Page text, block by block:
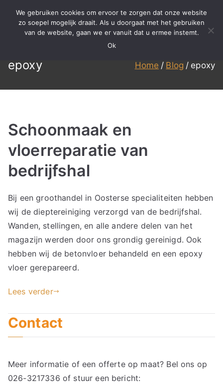
BBS
Reinigen
Meer dan 15 jaar ervaring in
specialistisch reinigen,
epoxy Home Blog epoxy
Schoonmaak en
vloerreparatie van
bedrijfshal
Bij een groothandel in Oosterse specialiteiten hebben
wij de dieptereiniging verzorgd van de bedrijfshal.
Wanden, stellingen, en alle andere delen van het
magazijn werden door ons grondig gereinigd. Ook
hebben wij de betonvloer behandeld en een epoxy
vloer gerepareerd.
Lees verder
Contact
Meer informatie of een offerte op maat? Bel ons op
026-3217336 of stuur een bericht:
We gebruiken cookies om ervoor te zorgen dat onze website
zo soepel mogelijk draait. Als u doorgaat met het gebruiken
van de website, gaan we er vanuit dat u ermee instemt.
Ok